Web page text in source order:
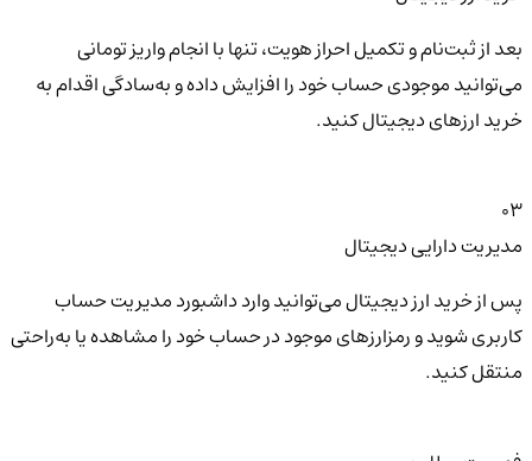
بعد از ثبت‌نام و تکمیل احراز هویت، تنها با انجام واریز تومانی
می‌توانید موجودی حساب خود را افزایش داده و به‌سادگی اقدام به
خرید ارزهای دیجیتال کنید.
03
مدیریت دارایی دیجیتال
پس از خرید ارز دیجیتال می‌توانید وارد داشبورد مدیریت حساب
کاربری شوید و رمزارزهای موجود در حساب خود را مشاهده یا به‌راحتی
منتقل کنید.